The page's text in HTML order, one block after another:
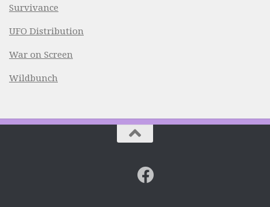
Survivance
UFO Distribution
War on Screen
Wildbunch